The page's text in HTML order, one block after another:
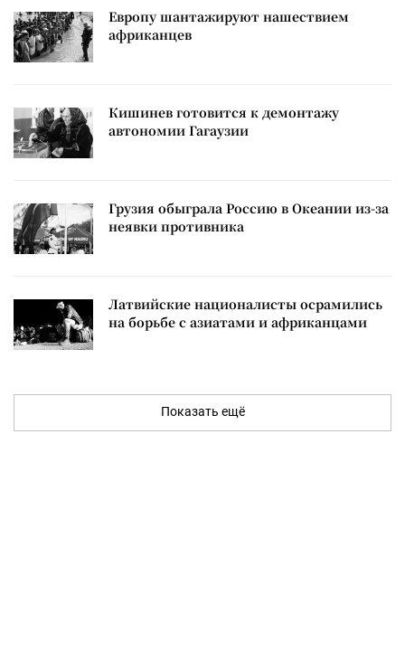
Европу шантажируют нашествием
африканцев
Кишинев готовится к демонтажу
автономии Гагаузии
Грузия обыграла Россию в Океании из-за
неявки противника
Латвийские националисты осрамились
на борьбе с азиатами и африканцами
Показать ещё